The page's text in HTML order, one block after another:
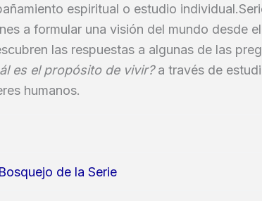
espiritual o estudio
a formular una visión del mundo desde
las respuestas a algunas de las
es el propósito de vivir?a través de
humanos.
de la Serie